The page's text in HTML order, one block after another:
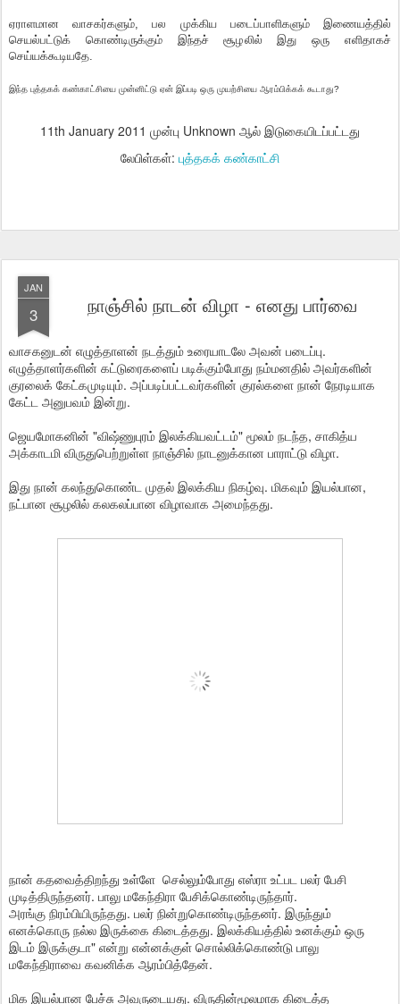
ஏராளமான வாசகர்களும், பல முக்கிய படைப்பாளிகளும் இணையத்தில்
செயல்பட்டுக் கொண்டிருக்கும் இந்தச் சூழலில் இது ஒரு எளிதாகச்
செய்யக்கூடியதே.
இந்த புத்தகக் கண்காட்சியை முன்னிட்டு ஏன் இப்படி ஒரு முயற்சியை ஆரம்பிக்கக் கூடாது?
11th January 2011 முன்பு Unknown ஆல் இடுகையிடப்பட்டது
லேபிள்கள்: புத்தகக் கண்காட்சி
JAN
3 நாஞ்சில் நாடன் விழா - எனது பார்வை
வாசகனுடன் எழுத்தாளன் நடத்தும் உரையாடலே அவன் படைப்பு.
எழுத்தாளர்களின் கட்டுரைகளைப் படிக்கும்போது நம்மனதில் அவர்களின்
குரலைக் கேட்கமுடியும். அப்படிப்பட்டவர்களின் குரல்களை நான் நேரடியாக
கேட்ட அனுபவம் இன்று.
ஜெயமோகனின் "விஷ்ணுபுரம் இலக்கியவட்டம்" மூலம் நடந்த, சாகித்ய
அக்காடமி விருதுபெற்றுள்ள நாஞ்சில் நாடனுக்கான பாராட்டு விழா.
இது நான் கலந்துகொண்ட முதல் இலக்கிய நிகழ்வு. மிகவும் இயல்பான,
நட்பான சூழலில் கலகலப்பான விழாவாக அமைந்தது.
நான் கதவைத்திறந்து உள்ளே செல்லும்போது எஸ்ரா உட்பட பலர் பேசி
முடித்திருந்தனர். பாலு மகேந்திரா பேசிக்கொண்டிருந்தார்.
அரங்கு நிரம்பியிருந்தது. பலர் நின்றுகொண்டிருந்தனர். இருந்தும்
எனக்கொரு நல்ல இருக்கை கிடைத்தது. இலக்கியத்தில் உனக்கும் ஒரு
இடம் இருக்குடா" என்று என்னக்குள் சொல்லிக்கொண்டு பாலு
மகேந்திராவை கவனிக்க ஆரம்பித்தேன்.
மிக இயல்பான பேச்சு அவருடையது. விருதின்மூலமாக கிடைத்த